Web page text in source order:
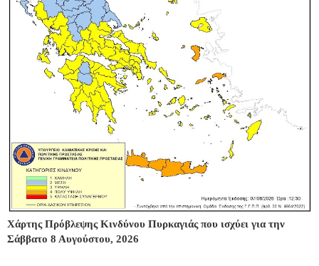
Χάρτης Πρόβλεψης Κινδύνου Πυρκαγιάς που ισχύει για την
Σάββατο 8 Αυγούστου, 2026